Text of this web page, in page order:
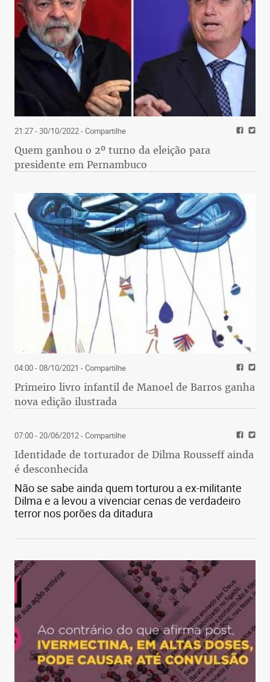
21:27 - 30/10/2022- Compartilhe
Quem ganhou o 2º turno da eleição para
presidente em Pernambuco
04:00 - 08/10/2021 - Compartilhe
Primeiro livro infantil de Manoel de Barros ganha
nova edição ilustrada
07:00 - 20/06/2012- Compartilhe
Identidade de torturador de Dilma Rousseff ainda
é desconhecida
Não se sabe ainda quem torturou a ex-militante
Dilma e a levou a vivenciar cenas de verdadeiro
terror nos porões da ditadura